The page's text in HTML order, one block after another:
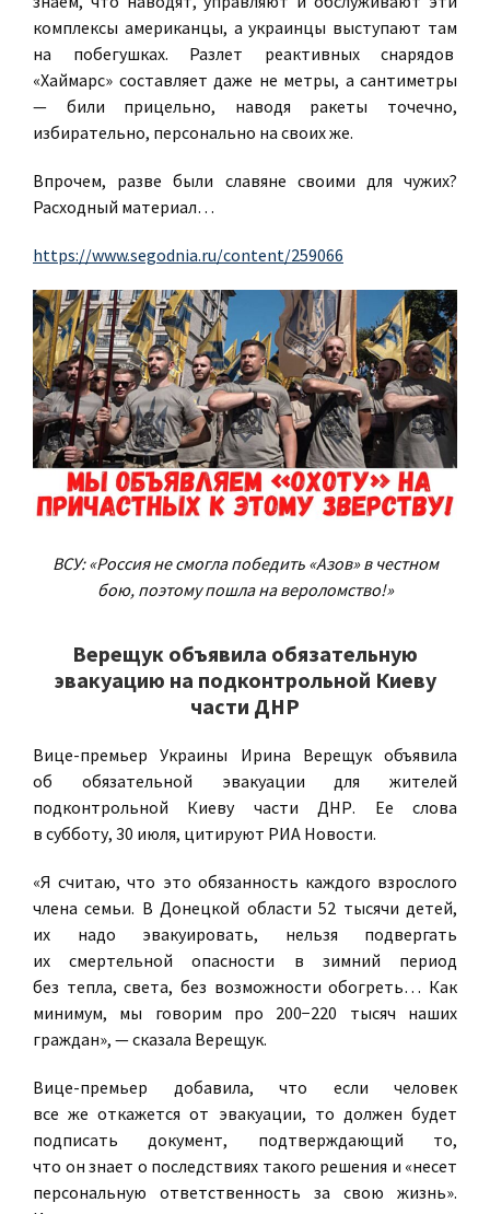
комплексы американцы, а украинцы выступают там
на побегушках. Разлет реактивных снарядов
«Хаймарс» составляет даже не метры, а сантиметры
— били прицельно, наводя ракеты точечно,
избирательно, персонально на своих же.
Впрочем, разве были славяне своими для чужих?
Расходный материал…
https://www.segodnia.ru/content/259066
ВСУ: «Россия не смогла победить «Азов» в честном
бою, поэтому пошла на вероломство!»
Верещук объявила обязательную
эвакуацию на подконтрольной Киеву
части ДНР
Вице-премьер Украины Ирина Верещук объявила
об обязательной эвакуации для жителей
подконтрольной Киеву части ДНР. Ее слова
в субботу, 30 июля, цитируют РИА Новости.
«Я считаю, что это обязанность каждого взрослого
члена семьи. В Донецкой области 52 тысячи детей,
их надо эвакуировать, нельзя подвергать
их смертельной опасности в зимний период
без тепла, света, без возможности обогреть… Как
минимум, мы говорим про 200−220 тысяч наших
граждан», — сказала Верещук.
Вице-премьер добавила, что если человек
все же откажется от эвакуации, то должен будет
подписать документ, подтверждающий то,
что он знает о последствиях такого решения и «несет
персональную ответственность за свою жизнь».